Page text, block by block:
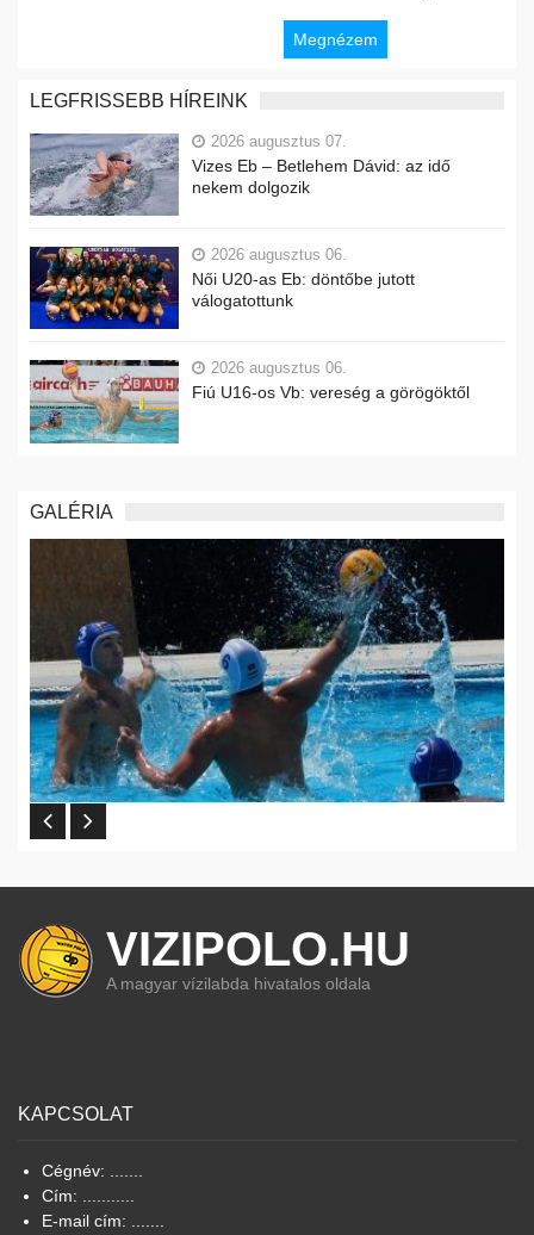
Megnézem
LEGFRISSEBB HÍREINK
2026 augusztus 07.
Vizes Eb – Betlehem Dávid: az idő
nekem dolgozik
2026 augusztus 06.
Női U20-as Eb: döntőbe jutott
válogatottunk
2026 augusztus 06.
Fiú U16-os Vb: vereség a görögöktől
GALÉRIA
VIZIPOLO.HU
A magyar vízilabda hivatalos oldala
KAPCSOLAT
Cégnév: .......
Cím: ...........
E-mail cím: .......